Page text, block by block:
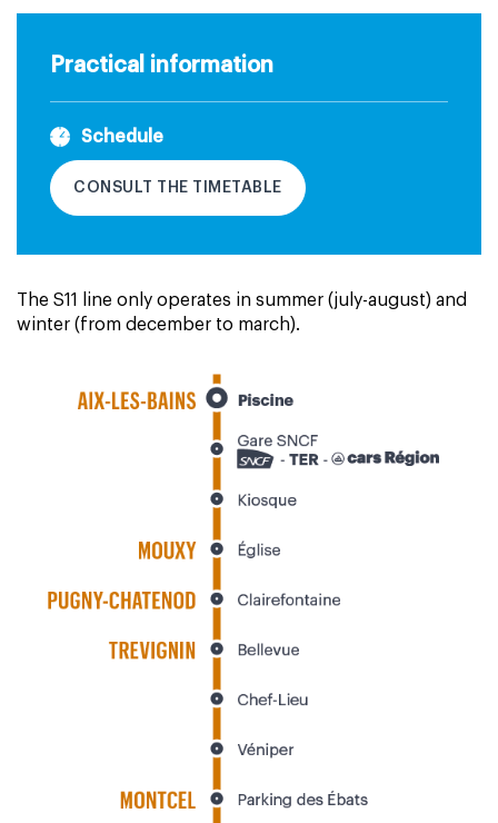
The S11 line only operates in summer (july-august) and
winter (from december to march).
Practical information
Schedule
CONSULT THE TIMETABLE